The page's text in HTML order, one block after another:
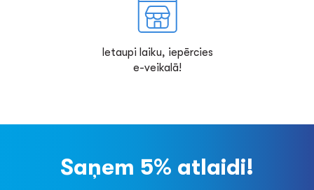
Ietaupi laiku, iepērcies
e-veikalā!
Saņem 5% atlaidi!